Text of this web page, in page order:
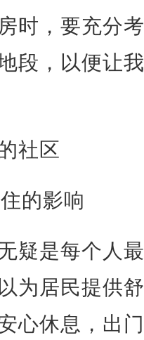
时，要充分
段，以便让
社区
的影响
疑是每个人
为居民提供
心休息，出